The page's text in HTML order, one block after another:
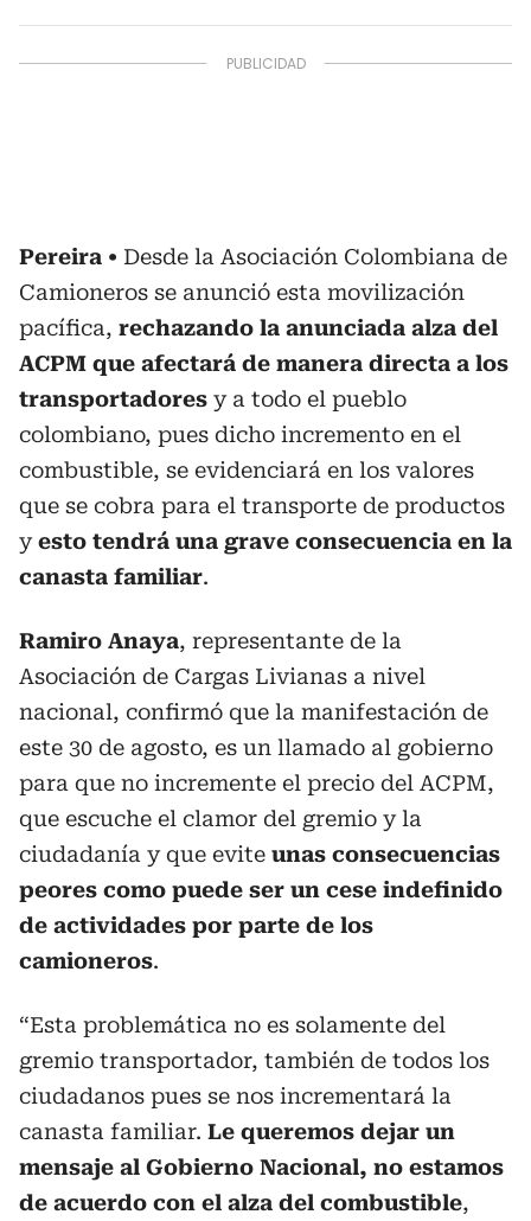
Pereira
Desde la Asociación Colombiana de
Camioneros se anunció esta movilización
pacífica, rechazando la anunciada alza del
ACPM que afectará de manera directa a los
transportadores y a todo el pueblo
colombiano, pues dicho incremento en el
combustible, se evidenciará en los valores
que se cobra para el transporte de productos
yesto tendrá una grave consecuencia en la
canasta familiar.
Ramiro Anaya, representante de la
Asociación de Cargas Livianas a nivel
nacional, confirmó que la manifestación de
este 30 de agosto, es un llamado al gobierno
para que no incremente el precio del ACPM,
que escuche el clamor del gremio y la
ciudadanía y que evite unas consecuencias
peores como puede ser un cese indefinido
de actividades por parte de los
camioneros.
“Esta problemática no es solamente del
gremio transportador, también de todos los
ciudadanos pues se nos incrementará la
canasta familiar. Le queremos dejar un
mensaje al Gobierno Nacional, no estamos
de acuerdo con el alza del combustible,